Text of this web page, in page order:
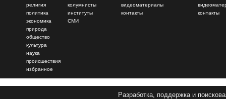
религия
политика
экономика
природа
общество
культура
наука
происшествия
избранное
колумнисты
институты
СМИ
видеоматериалы
контакты
контакты
Разработка, поддержка и